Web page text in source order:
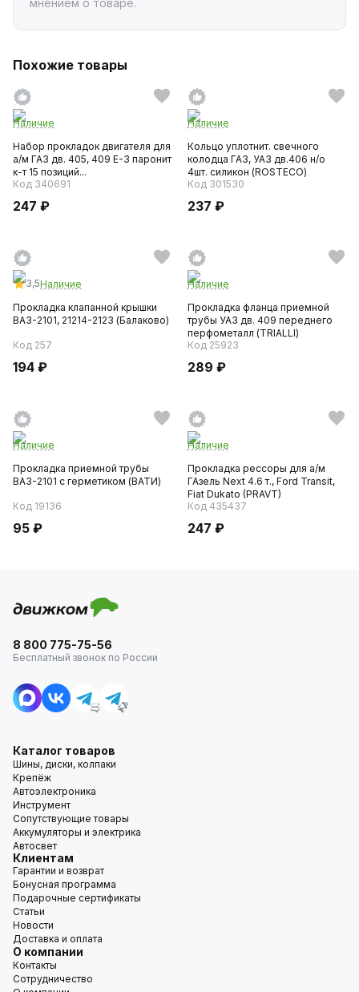
Похожие товары
Наличие
Набор прокладок двигателя для
а/м ГАЗ дв. 405, 409 Е-3 паронит
к-т 15 позиций...
Код 340691
247 ₽
Наличие
Кольцо уплотнит. свечного
колодца ГАЗ, УАЗ дв.406 н/о
4шт. силикон (ROSTECO)
Код 301530
237 ₽
3,5Наличие
Прокладка клапанной крышки
ВАЗ-2101, 21214-2123 (Балаково)
Код 257
194 ₽
Наличие
Прокладка фланца приемной
трубы УАЗ дв. 409 переднего
перфометалл (TRIALLI)
Код 25923
289 ₽
Наличие
Прокладка приемной трубы
ВАЗ-2101 с герметиком (ВАТИ)
Код 19136
95 ₽
Наличие
Прокладка рессоры для а/м
ГАзель Next 4.6 т., Ford Transit,
Fiat Dukato (PRAVT)
Код 435437
247 ₽
8 800 775-75-56
Бесплатный звонок по России
Каталог товаров
Шины, диски, колпаки
Крепёж
Автоэлектроника
Инструмент
Сопутствующие товары
Аккумуляторы и электрика
Автосвет
Клиентам
Гарантии и возврат
Бонусная программа
Подарочные сертификаты
Статьи
Новости
Доставка и оплата
О компании
Контакты
Сотрудничество